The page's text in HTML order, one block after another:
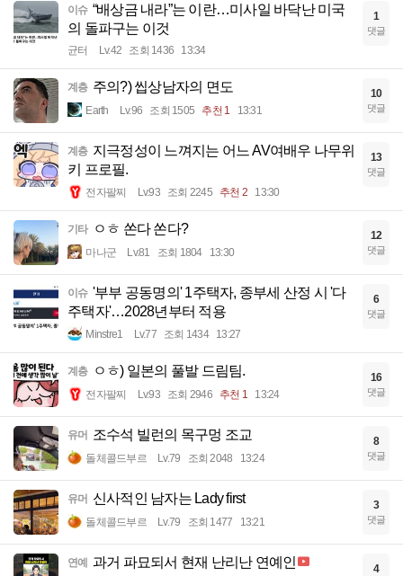
이슈 “배상금 내라”는 이란…미사일 바닥난 미국
의 돌파구는 이것
균터 Lv.42 조회 1436 13:34
1
댓글
계층 주의?) 씹상남자의 면도
Earth Lv.96 조회 1505 추천 1 13:31
10
댓글
계층 지극정성이 느껴지는 어느 AV여배우 나무위
키 프로필.
전자팔찌 Lv.93 조회 2245 추천 2 13:30
13
댓글
기타 ㅇㅎ 쏜다 쏜다?
마나군 Lv.81 조회 1804 13:30
12
댓글
이슈 '부부 공동명의' 1주택자, 종부세 산정 시 '다
주택자'…2028년부터 적용
Minstre1 Lv.77 조회 1434 13:27
6
댓글
계층 ㅇㅎ) 일본의 풀발 드림팀.
전자팔찌 Lv.93 조회 2946 추천 1 13:24
16
댓글
유머 조수석 빌런의 목구멍 조교
돌체콜드부르 Lv.79 조회 2048 13:24
8
댓글
유머 신사적인 남자는 Lady first
돌체콜드부르 Lv.79 조회 1477 13:21
3
댓글
연예 과거 파묘되서 현재 난리난 연예인 4